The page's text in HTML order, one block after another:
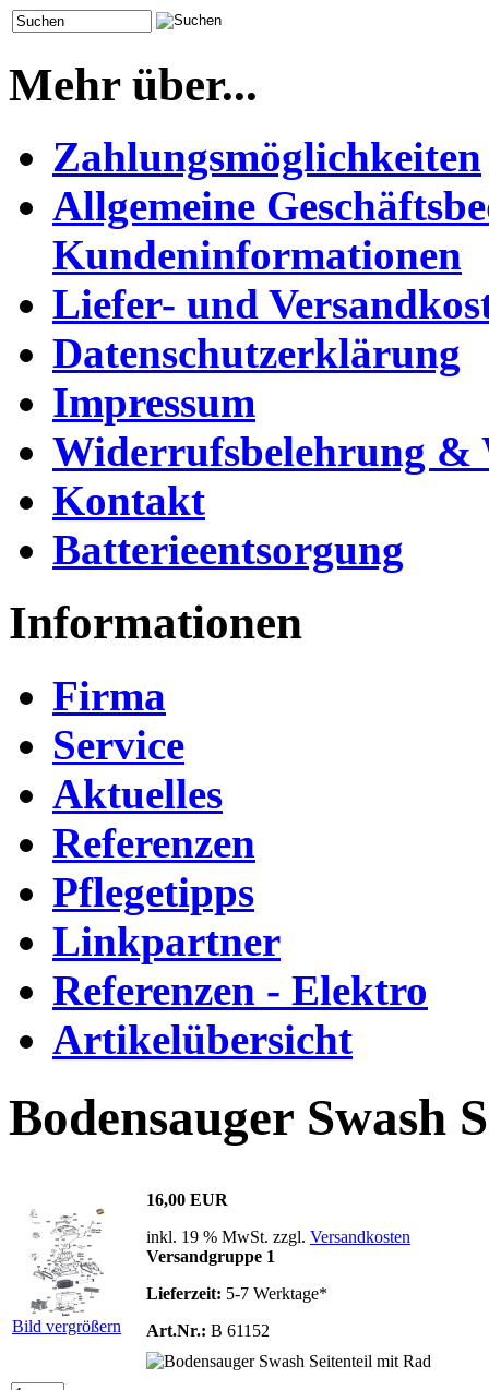
Mehr über...
Zahlungsmöglichkeiten
Allgemeine
Kundeninformationen
Liefer- und
Datenschutzerklärung
Impressum
Widerrufsbelehrung
Kontakt
Batterieentsorgung
Informationen
Firma
Service
Aktuelles
Referenzen
Pflegetipps
Linkpartner
Referenzen - Elektro
Artikelübersicht
Bodensauger Swash
Bild vergrößern
16,00 EUR
inkl. 19 % MwSt. zzgl. Versandkosten
Versandgruppe 1
Lieferzeit: 5-7 Werktage*
Art.Nr.: B 61152